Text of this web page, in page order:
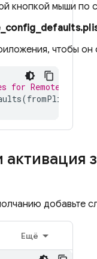
кнопкой мыши
чтобы
for Remote Config
(fromPlist
активация
добавьте
Ещё